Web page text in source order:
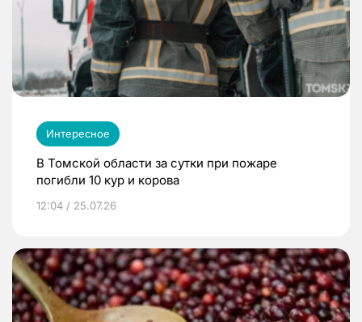
Интересное
В Томской области за сутки при пожаре
погибли 10 кур и корова
12:04 / 25.07.26